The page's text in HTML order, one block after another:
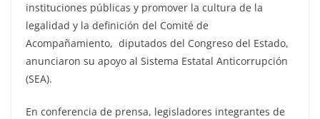
instituciones públicas y promover la cultura de la
legalidad y la definición del Comité de
Acompañamiento, diputados del Congreso del Estado,
anunciaron su apoyo al Sistema Estatal Anticorrupción
(SEA).
En conferencia de prensa, legisladores integrantes de